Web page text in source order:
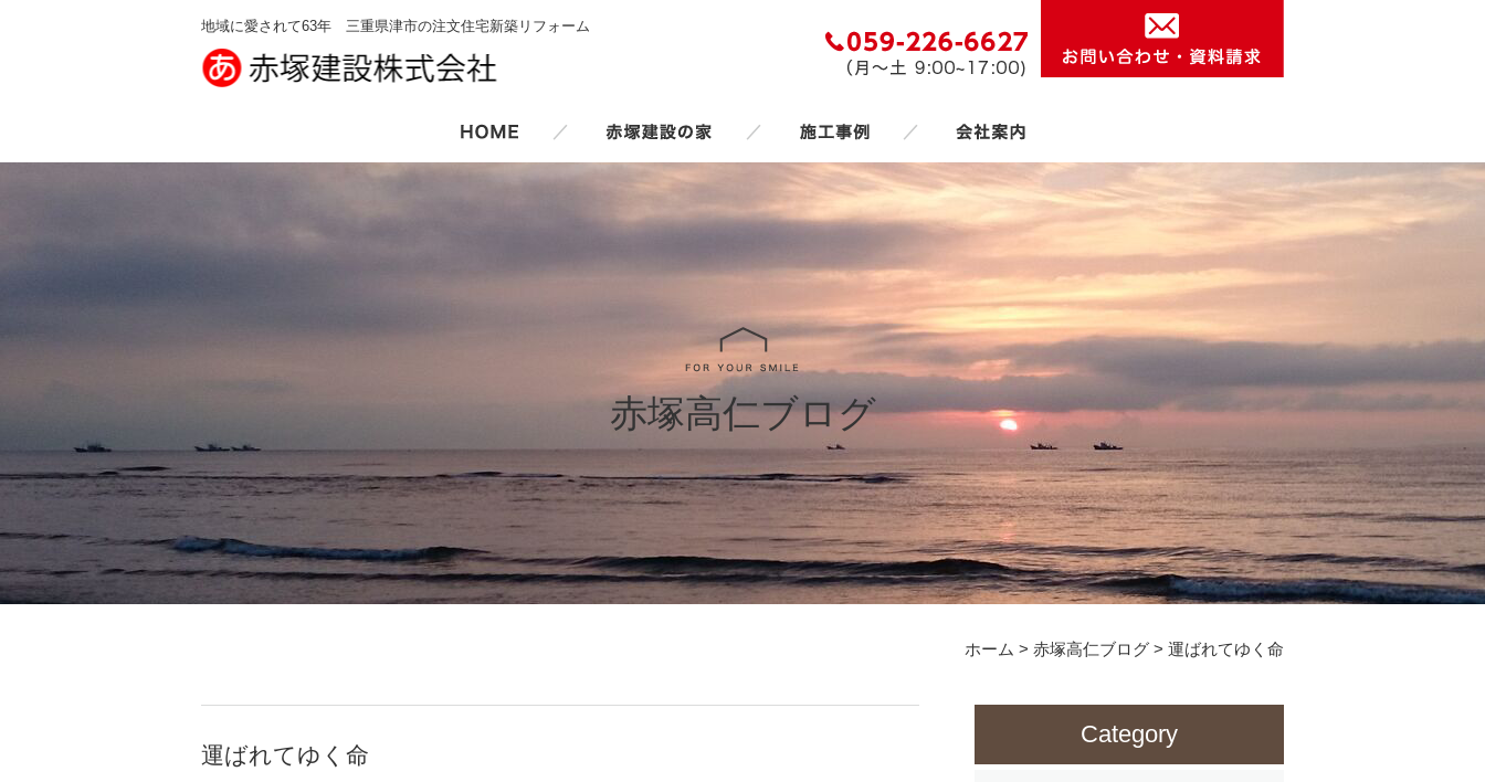
地域に愛されて63年 三重県津市の注文住宅新築リフォーム
／ ／ ／
赤塚高仁ブログ
ホーム > 赤塚高仁ブログ > 運ばれてゆく命
運ばれてゆく命
Category